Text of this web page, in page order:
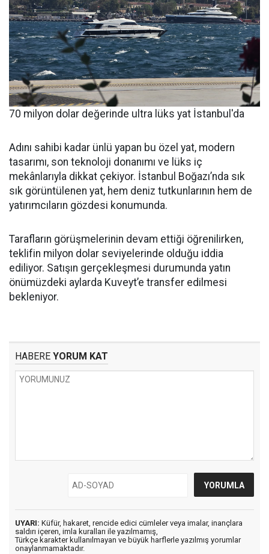
70 milyon dolar değerinde ultra lüks yat İstanbul'da
Adını sahibi kadar ünlü yapan bu özel yat, modern
tasarımı, son teknoloji donanımı ve lüks iç
mekânlarıyla dikkat çekiyor. İstanbul Boğazı’nda sık
sık görüntülenen yat, hem deniz tutkunlarının hem de
yatırımcıların gözdesi konumunda.
Tarafların görüşmelerinin devam ettiği öğrenilirken,
teklifin milyon dolar seviyelerinde olduğu iddia
ediliyor. Satışın gerçekleşmesi durumunda yatın
önümüzdeki aylarda Kuveyt’e transfer edilmesi
bekleniyor.
HABERE YORUM KAT
UYARI: Küfür, hakaret, rencide edici cümleler veya imalar, inançlara
saldırı içeren, imla kuralları ile yazılmamış,
Türkçe karakter kullanılmayan ve büyük harflerle yazılmış yorumlar
onaylanmamaktadır.